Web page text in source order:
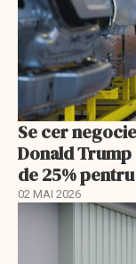
Se cer
Donald
de 25%
02 MAI 2026